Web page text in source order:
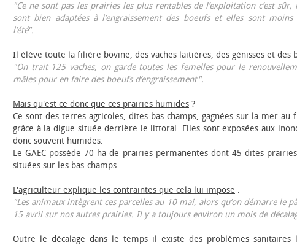
"Ce ne sont pas les prairies les plus rentables de l’exploitation c’est sûr,
sont bien adaptées à l’engraissement des bœufs et elles sont moins
l’été".
Il élève toute la filière bovine, des vaches laitières, des génisses et des
"On trait 125 vaches, on garde toutes les femelles pour le
mâles pour en faire des bœufs d’engraissement".
Mais qu'est ce donc que ces prairies humides ?
Ce sont des terres agricoles, dites bas-champs, gagnées sur la mer au
grâce à la digue située derrière le littoral. Elles sont exposées aux
donc souvent humides.
Le GAEC possède 70 ha de prairies permanentes dont 45 dites
situées sur les bas-champs.
L'agriculteur explique les contraintes que cela lui impose :
"Les animaux intègrent ces parcelles au 10 mai, alors qu’on démarre le
15 avril sur nos autres prairies. Il y a toujours environ un mois de
Outre le décalage dans le temps il existe des problèmes sanitaires